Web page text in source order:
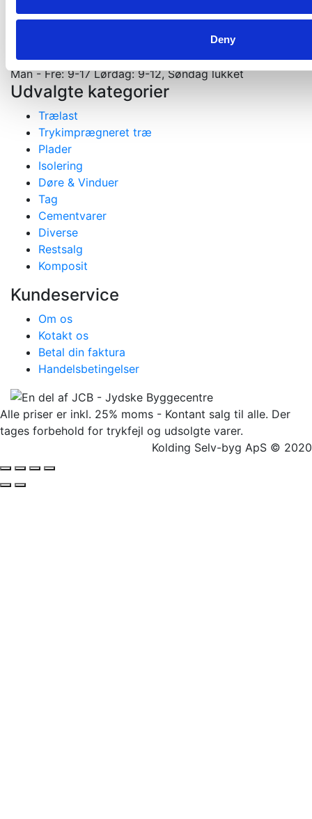
Deny
mail@koldingselvbyg.dk
Åbningstider
Man - Fre: 9-17 Lørdag: 9-12, Søndag lukket
Udvalgte kategorier
Trælast
Trykimprægneret træ
Plader
Isolering
Døre & Vinduer
Tag
Cementvarer
Diverse
Restsalg
Komposit
Kundeservice
Om os
Kotakt os
Betal din faktura
Handelsbetingelser
Alle priser er inkl. 25% moms - Kontant salg til alle. Der
tages forbehold for trykfejl og udsolgte varer.
Kolding Selv-byg ApS © 2020
Facebook
Twitter
Instagram
Pinterest